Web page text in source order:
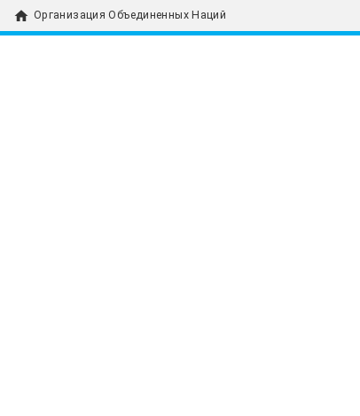
home Организация Объединенных Наций